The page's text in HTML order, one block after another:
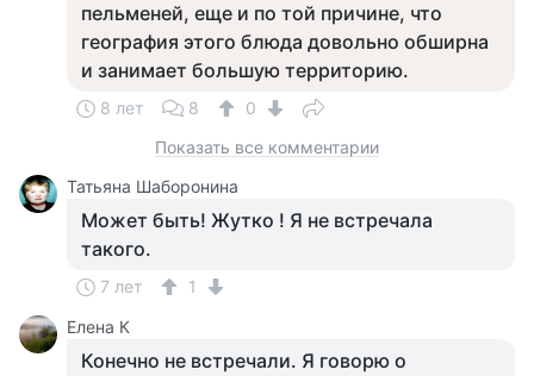
пельменей, еще и по той причине, что
география этого блюда довольно обширна
и занимает большую территорию.
8 лет 8
0
Показать все комментарии
Татьяна Шаборонина
Может быть! Жутко ! Я не встречала
такого.
7 лет
1
Елена К
Конечно не встречали. Я говорю о